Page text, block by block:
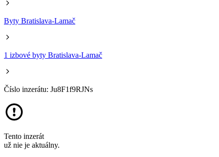
Byty Bratislava-Lamač
1 izbové byty Bratislava-Lamač
Číslo inzerátu: Ju8F1f9RJNs
Tento inzerát
už nie je aktuálny.